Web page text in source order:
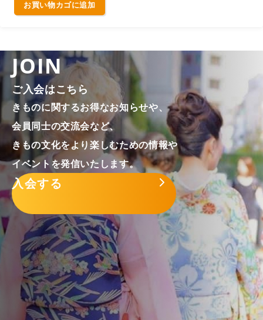
お買い物カゴに追加
JOIN
ご入会はこちら
きものに関するお得なお知らせや、
会員同士の交流会など、
きもの文化をより楽しむための情報や
イベントを発信いたします。
入会する